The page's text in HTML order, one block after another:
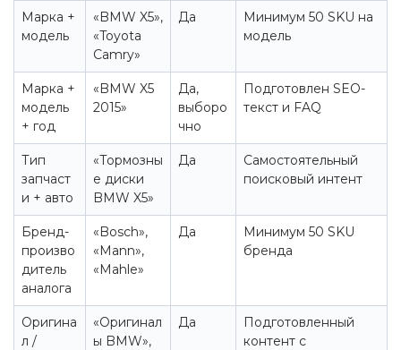
Марка +
модель
«BMW X5»,
«Toyota
Camry»
Да
Минимум 50 SKU на
модель
Марка +
модель
+ год
«BMW X5
2015»
Да,
выборо
чно
Подготовлен SEO-
текст и FAQ
Тип
запчаст
и + авто
«Тормозны
е диски
BMW X5»
Да
Самостоятельный
поисковый интент
Бренд-
произво
дитель
аналога
«Bosch»,
«Mann»,
«Mahle»
Да
Минимум 50 SKU
бренда
Оригина
л /
«Оригинал
ы BMW»,
Да
Подготовленный
контент с